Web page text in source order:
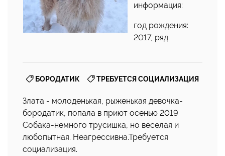
информация:
год рождения:
2017, ряд:
БОРОДАТИК ТРЕБУЕТСЯ СОЦИАЛИЗАЦИЯ
Злата - молоденькая, рыженькая девочка-
бородатик, попала в приют осенью 2019
Собака-немного трусишка, но веселая и
любопытная. Неагрессивна.Требуется
социализация.